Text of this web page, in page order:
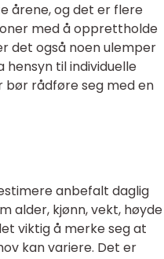
årene, og det er flere
med å opprettholde
det også noen ulemper
hensyn til individuelle
bør rådføre seg med en
anbefalt daglig
alder, kjønn, vekt, høyde
viktig å merke seg at
kan variere. Det er